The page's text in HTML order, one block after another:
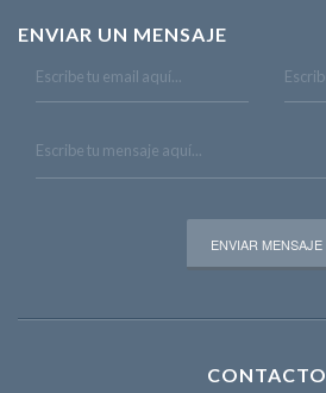
ENVIAR UN MENSAJE
CONTACTO